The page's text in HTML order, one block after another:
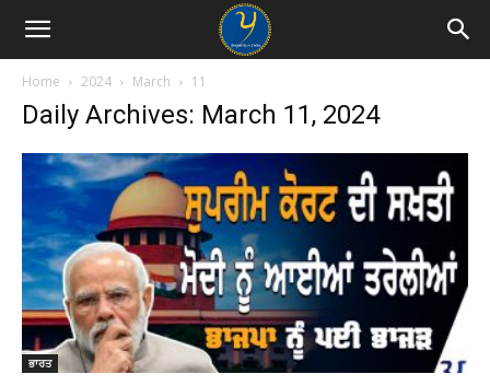
Home 2024 March 11
Daily Archives: March 11, 2024
ਭਾਰਤ